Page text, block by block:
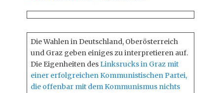
Die Wahlen in Deutschland, Oberösterreich
und Graz geben einiges zu interpretieren auf.
Die Eigenheiten desLinksrucks in Graz mit
einer erfolgreichen Kommunistischen Partei,
die offenbar mit dem Kommunismus nichts